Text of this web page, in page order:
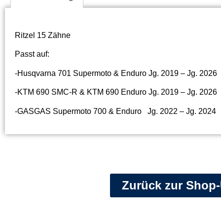
Ritzel 15 Zähne
Passt auf:
-Husqvarna 701 Supermoto & Enduro Jg. 2019 – Jg. 2026
-KTM 690 SMC-R & KTM 690 Enduro Jg. 2019 – Jg. 2026
-GASGAS Supermoto 700 & Enduro Jg. 2022 – Jg. 2024
Zurück zur